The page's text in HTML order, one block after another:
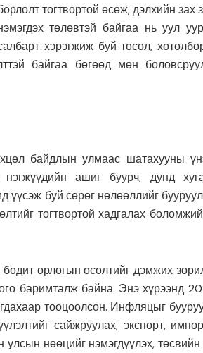
тогтвортой өсөж, дэлхийн зах
төлөвтэй байгаа нь уул
хэрэгжиж буй төсөл,
байгаа бөгөөд мөн
байдлын улмаас шатахууны
ашиг буурч, дунд
буй сөрөг нөлөөллийг
тогтвортой хадгалах
орлогын өсөлтийг дэмжих
баримталж байна. Энэ хүрээнд
тооцоолсон. Инфляцыг
сайжруулах, экспорт,
нөөцийг нэмэгдүүлэх,